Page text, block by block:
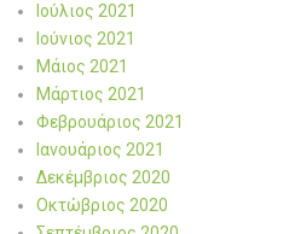
Ιούλιος 2021
Ιούνιος 2021
Μάιος 2021
Μάρτιος 2021
Φεβρουάριος 2021
Ιανουάριος 2021
Δεκέμβριος 2020
Οκτώβριος 2020